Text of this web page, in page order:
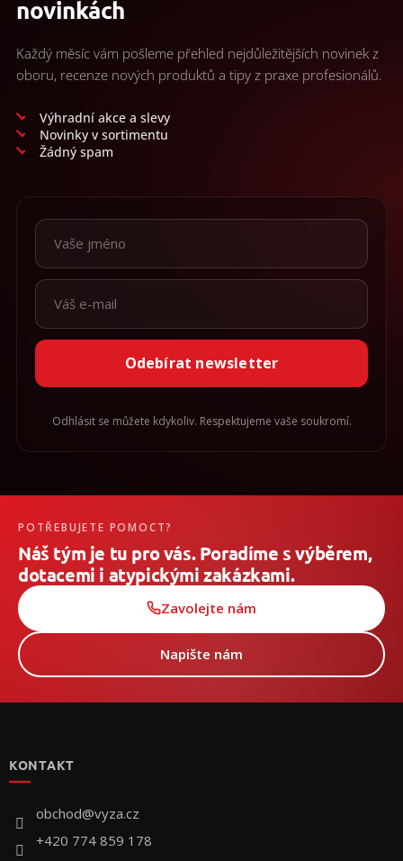
v
k
y
novinkách
Každý měsíc vám pošleme přehled nejdůležitějších novinek z
oboru, recenze nových produktů a tipy z praxe profesionálů.
Výhradní akce a slevy
Novinky v sortimentu
Žádný spam
Odebírat newsletter
Odhlásit se můžete kdykoliv. Respektujeme vaše soukromí.
POTŘEBUJETE POMOCT?
Náš tým je tu pro vás. Poradíme s výběrem,
dotacemi i atypickými zakázkami.
Zavolejte nám
Napište nám
KONTAKT
obchod@vyza.cz
+420 774 859 178